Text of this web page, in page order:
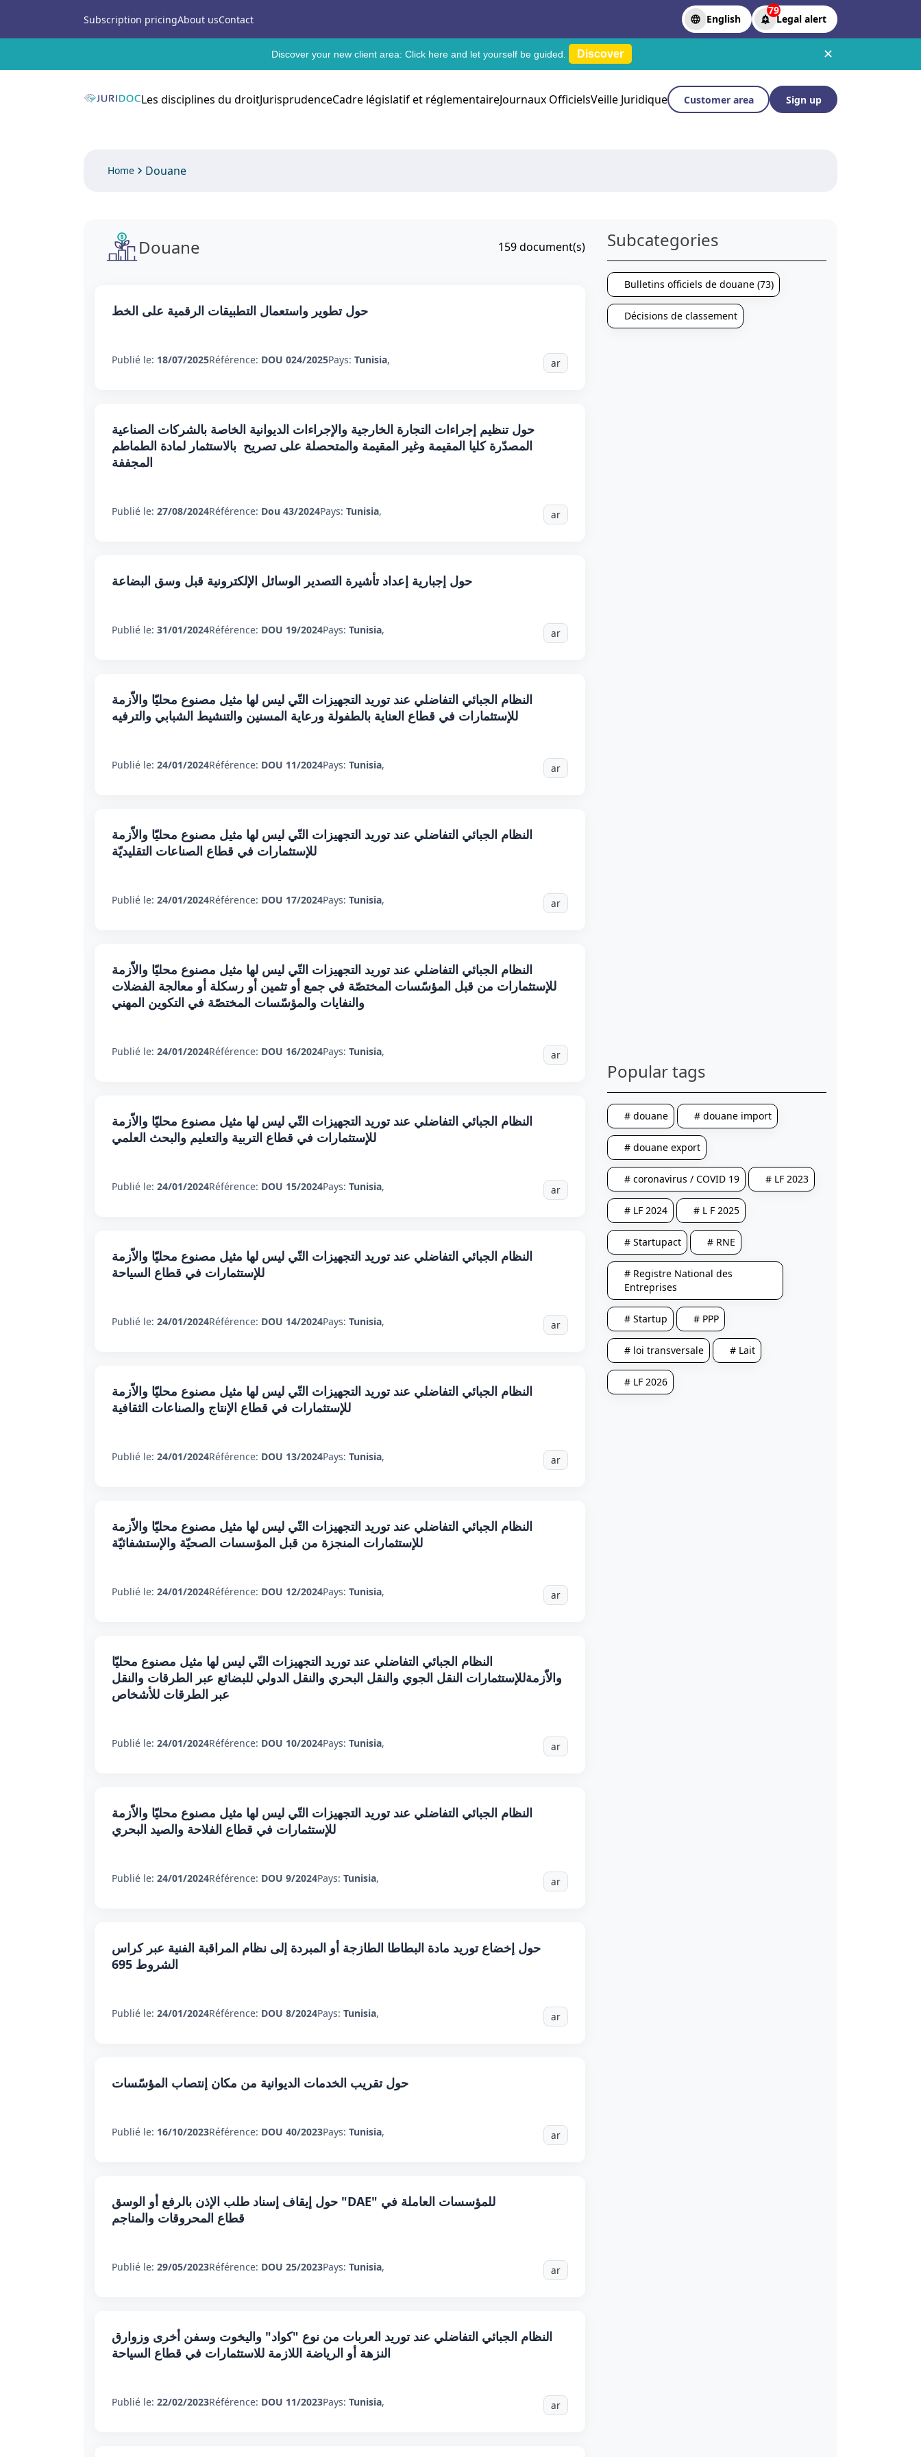
Subscription pricingAbout usContact English
79
Legal alert
Discover your new client area: Click here and let yourself be guided. Discover ✕
Les disciplines du droitJurisprudenceCadre législatif et réglementaireJournaux OfficielsVeille Juridique Customer area Sign up
Home Douane
Douane 159document(s)
حول تطوير واستعمال التطبيقات الرقمية على الخط
Publié le: 18/07/2025Référence: DOU 024/2025Pays: Tunisia, ar
حول تنظيم إجراءات التجارة الخارجية والإجراءات الديوانية الخاصة بالشركات الصناعية
المصدّرة كليا المقيمة وغير المقيمة والمتحصلة على تصريح بالاستثمار لمادة الطماطم
المجففة
Publié le: 27/08/2024Référence: Dou 43/2024Pays: Tunisia, ar
حول إجبارية إعداد تأشيرة التصدير الوسائل الإلكترونية قبل وسق البضاعة
Publié le: 31/01/2024Référence: DOU 19/2024Pays: Tunisia, ar
النظام الجبائي التفاضلي عند توريد التجهيزات التّي ليس لها مثيل مصنوع محليّا والاّزمة
للإستثمارات في قطاع العناية بالطفولة ورعاية المسنين والتنشيط الشبابي والترفيه
Publié le: 24/01/2024Référence: DOU 11/2024Pays: Tunisia, ar
النظام الجبائي التفاضلي عند توريد التجهيزات التّي ليس لها مثيل مصنوع محليّا والاّزمة
للإستثمارات في قطاع الصناعات التقليديّة
Publié le: 24/01/2024Référence: DOU 17/2024Pays: Tunisia, ar
النظام الجبائي التفاضلي عند توريد التجهيزات التّي ليس لها مثيل مصنوع محليّا والاّزمة
للإستثمارات من قبل المؤسّسات المختصّة في جمع أو تثمين أو رسكلة أو معالجة الفضلات
والنفايات والمؤسّسات المختصّة في التكوين المهني
Publié le: 24/01/2024Référence: DOU 16/2024Pays: Tunisia, ar
النظام الجبائي التفاضلي عند توريد التجهيزات التّي ليس لها مثيل مصنوع محليّا والاّزمة
للإستثمارات في قطاع التربية والتعليم والبحث العلمي
Publié le: 24/01/2024Référence: DOU 15/2024Pays: Tunisia, ar
النظام الجبائي التفاضلي عند توريد التجهيزات التّي ليس لها مثيل مصنوع محليّا والاّزمة
للإستثمارات في قطاع السياحة
Publié le: 24/01/2024Référence: DOU 14/2024Pays: Tunisia, ar
النظام الجبائي التفاضلي عند توريد التجهيزات التّي ليس لها مثيل مصنوع محليّا والاّزمة
للإستثمارات في قطاع الإنتاج والصناعات الثقافية
Publié le: 24/01/2024Référence: DOU 13/2024Pays: Tunisia, ar
النظام الجبائي التفاضلي عند توريد التجهيزات التّي ليس لها مثيل مصنوع محليّا والاّزمة
للإستثمارات المنجزة من قبل المؤسسات الصحيّة والإستشفائيّة
Publié le: 24/01/2024Référence: DOU 12/2024Pays: Tunisia, ar
النظام الجبائي التفاضلي عند توريد التجهيزات التّي ليس لها مثيل مصنوع محليّا
والاّزمةللإستثمارات النقل الجوي والنقل البحري والنقل الدولي للبضائع عبر الطرقات والنقل
عبر الطرقات للأشخاص
Publié le: 24/01/2024Référence: DOU 10/2024Pays: Tunisia, ar
النظام الجبائي التفاضلي عند توريد التجهيزات التّي ليس لها مثيل مصنوع محليّا والاّزمة
للإستثمارات في قطاع الفلاحة والصيد البحري
Publié le: 24/01/2024Référence: DOU 9/2024Pays: Tunisia, ar
حول إخضاع توريد مادة البطاطا الطازجة أو المبردة إلى نظام المراقبة الفنية عبر كراس
الشروط 695
Publié le: 24/01/2024Référence: DOU 8/2024Pays: Tunisia, ar
حول تقريب الخدمات الديوانية من مكان إنتصاب المؤسّسات
Publié le: 16/10/2023Référence: DOU 40/2023Pays: Tunisia, ar
حول إيقاف إسناد طلب الإذن بالرفع أو الوسق "DAE" للمؤسسات العاملة في
قطاع المحروقات والمناجم
Publié le: 29/05/2023Référence: DOU 25/2023Pays: Tunisia, ar
النظام الجبائي التفاضلي عند توريد العربات من نوع "كواد" واليخوت وسفن أخرى وزوارق
النزهة أو الرياضة اللازمة للاستثمارات في قطاع السياحة
Publié le: 22/02/2023Référence: DOU 11/2023Pays: Tunisia, ar
Subcategories
Bulletins officiels de douane (73)
Décisions de classement
Popular tags
# douane # douane import
# douane export
# coronavirus / COVID 19 # LF 2023
# LF 2024 # L F 2025
# Startupact # RNE
# Registre National des
Entreprises
# Startup # PPP
# loi transversale # Lait
# LF 2026